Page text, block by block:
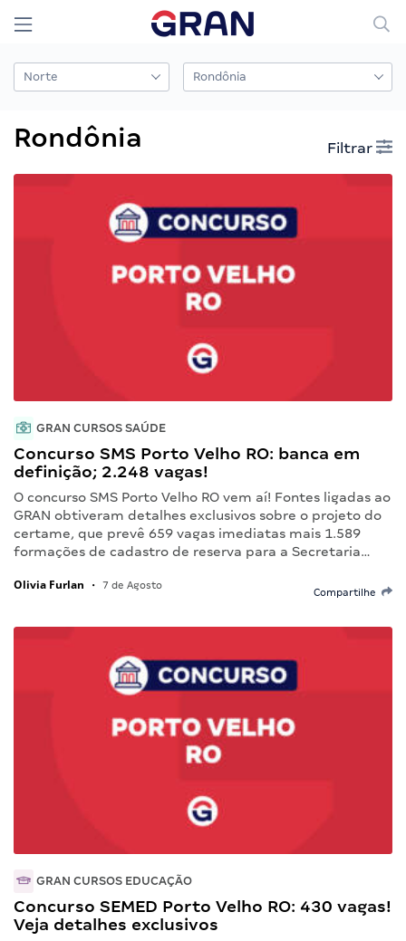
Rondônia Filtrar
GRAN CURSOS SAÚDE
Concurso SMS Porto Velho RO: banca em
definição; 2.248 vagas!
O concurso SMS Porto Velho RO vem aí! Fontes ligadas ao
GRAN obtiveram detalhes exclusivos sobre o projeto do
certame, que prevê 659 vagas imediatas mais 1.589
formações de cadastro de reserva para a Secretaria…
Olivia Furlan • 7 de Agosto
Compartilhe
GRAN CURSOS EDUCAÇÃO
Concurso SEMED Porto Velho RO: 430 vagas!
Veja detalhes exclusivos